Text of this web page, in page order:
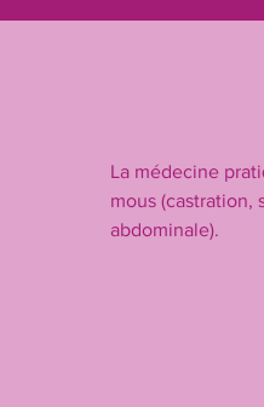
La médecine
mous (castration,
abdominale).